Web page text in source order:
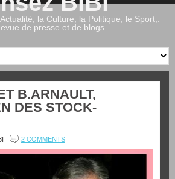
la Culture, la Politique, le Sport,.
de presse et de blogs.
B.ARNAULT,
DES STOCK-
2 COMMENTS